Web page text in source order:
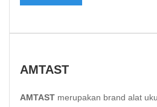
AMTAST
AMTAST merupakan brand alat